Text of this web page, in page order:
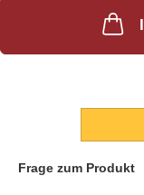
Frage zum Produkt